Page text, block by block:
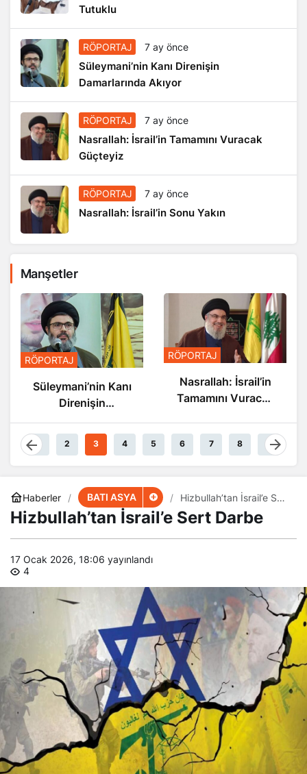
Tutuklu
RÖPORTAJ 7 ay önce
Süleymani’nin Kanı Direnişin
Damarlarında Akıyor
RÖPORTAJ 7 ay önce
Nasrallah: İsrail’in Tamamını Vuracak
Güçteyiz
RÖPORTAJ 7 ay önce
Nasrallah: İsrail’in Sonu Yakın
Manşetler
RÖPORTAJ
Süleymani’nin Kanı
Direnişin
Damarlarında
Akıyor
RÖPORTAJ
Nasrallah: İsrail’in
Tamamını Vuracak
1 2 3 4 5 6 7 8 9
Haberler BATI ASYA
​​​​​​​Hizbullah’tan İsrail’e Sert
Darbe
​​​​​​​Hizbullah’tan İsrail’e Sert Darbe
17 Ocak 2026, 18:06 yayınlandı
4